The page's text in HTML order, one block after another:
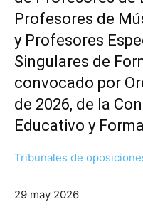
Profesores de
y Profesores
Singulares de
convocado por
de 2026, de la
Educativo y
Tribunales de
29 may 2026